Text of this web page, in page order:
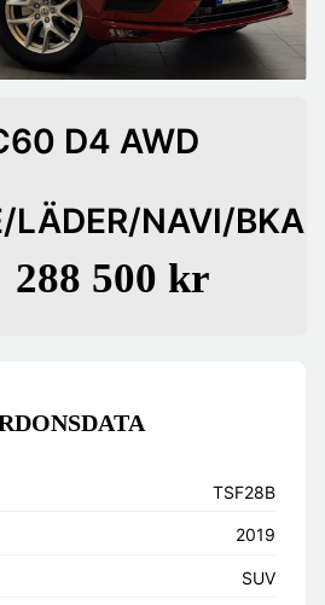
D4 AWD
LÄDER/NAVI/
288 500 kr
TSF28B
2019
SUV